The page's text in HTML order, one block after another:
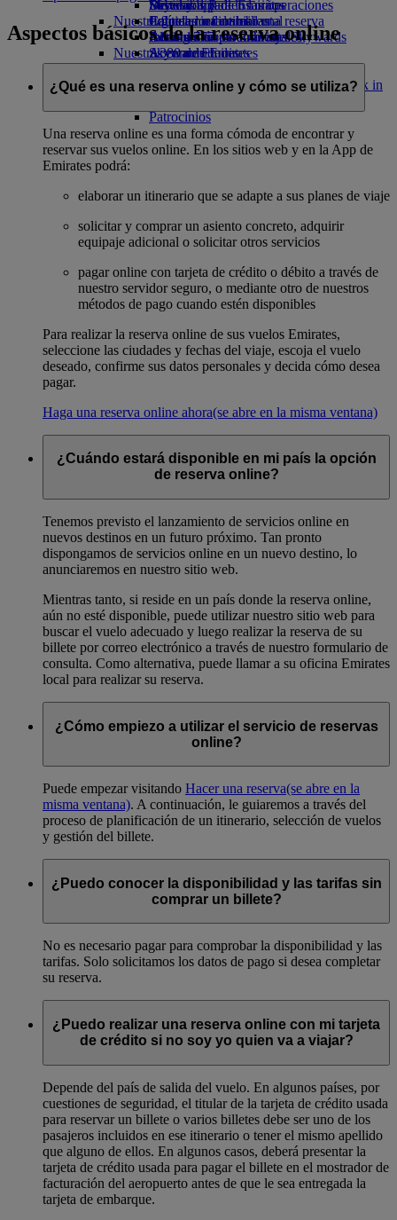
Bebidas
Nuestra flota
Boeing 777
A380 de Emirates
Emirates A350
Emirates Executive
Diversión para los niños
Juguetes infantiles
Actividades para niños
Sostenibilidad en las operaciones
Política medioambiental
Informes medioambientales
Nuestras comunidades
Fundación Emirates AirlineFundación
Emirates Airline Opens an external link in
Patrocinios
Skywards Rail
Calculadora de millas
Inicie sesión en Emirates Skywards
Skywards+
Móvil y app de Emirates
Cancelar o cambiar una reserva
Alteraciones en los viajes
Acerca de Emirates
Aspectos básicos de la reserva online
¿Qué es una reserva online y cómo se utiliza?
Una reserva online es una forma cómoda de encontrar y
reservar sus vuelos online. En los sitios web y en la App de
Emirates podrá:
elaborar un itinerario que se adapte a sus planes de viaje
solicitar y comprar un asiento concreto, adquirir
equipaje adicional o solicitar otros servicios
pagar online con tarjeta de crédito o débito a través de
nuestro servidor seguro, o mediante otro de nuestros
métodos de pago cuando estén disponibles
Para realizar la reserva online de sus vuelos Emirates,
seleccione las ciudades y fechas del viaje, escoja el vuelo
deseado, confirme sus datos personales y decida cómo desea
pagar.
Haga una reserva online ahora(se abre en la misma ventana)
¿Cuándo estará disponible en mi país la opción
de reserva online?
Tenemos previsto el lanzamiento de servicios online en
nuevos destinos en un futuro próximo. Tan pronto
dispongamos de servicios online en un nuevo destino, lo
anunciaremos en nuestro sitio web.
Mientras tanto, si reside en un país donde la reserva online,
aún no esté disponible, puede utilizar nuestro sitio web para
buscar el vuelo adecuado y luego realizar la reserva de su
billete por correo electrónico a través de nuestro formulario de
consulta. Como alternativa, puede llamar a su oficina Emirates
local para realizar su reserva.
¿Cómo empiezo a utilizar el servicio de reservas
online?
Puede empezar visitando Hacer una reserva(se abre en la
misma ventana). A continuación, le guiaremos a través del
proceso de planificación de un itinerario, selección de vuelos
y gestión del billete.
¿Puedo conocer la disponibilidad y las tarifas sin
comprar un billete?
No es necesario pagar para comprobar la disponibilidad y las
tarifas. Solo solicitamos los datos de pago si desea completar
su reserva.
¿Puedo realizar una reserva online con mi tarjeta
de crédito si no soy yo quien va a viajar?
Depende del país de salida del vuelo. En algunos países, por
cuestiones de seguridad, el titular de la tarjeta de crédito usada
para reservar un billete o varios billetes debe ser uno de los
pasajeros incluidos en ese itinerario o tener el mismo apellido
que alguno de ellos. En algunos casos, deberá presentar la
tarjeta de crédito usada para pagar el billete en el mostrador de
facturación del aeropuerto antes de que le sea entregada la
tarjeta de embarque.